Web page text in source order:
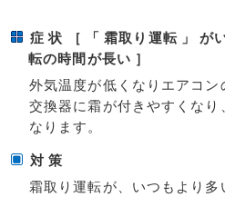
症 状 ［ 「 霜取り運転 」 が
転の時間が長い ］
外気温度が低くなりエアコ
交換器に霜が付きやすくなり
なります。
対 策
霜取り運転が、いつもより